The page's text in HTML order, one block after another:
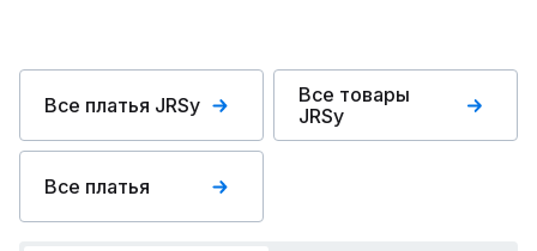
Все платья JRSy
Все товары
JRSy
Все платья